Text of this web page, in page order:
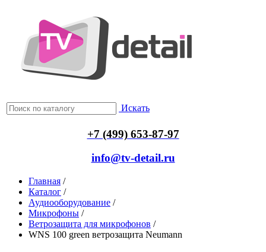
Искать
+7 (499) 653-87-97
info@tv-detail.ru
Главная /
Каталог /
Аудиооборудование /
Микрофоны /
Ветрозащита для микрофонов /
WNS 100 green ветрозащита Neumann